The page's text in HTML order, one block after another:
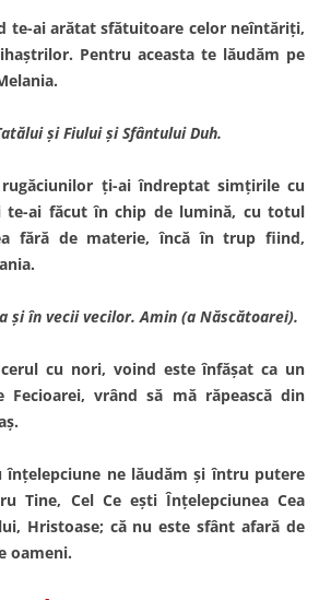
te-ai ară­tat sfătuitoare celor neîntăriţi,
Pentru aceasta te lăudăm pe
şi Fiului şi Sfântului Duh.
rugăciuni­lor ţi-ai îndreptat simţirile cu
te-ai făcut în chip de lumină, cu totul
fără de materie, încă în trup fiind,
şi în vecii vecilor. Amin (a Născătoarei).
cerul cu nori, voind este înfăşat ca un
Fecioarei, vrând să mă răpească din
înţelepciune ne lăudăm şi întru putere
Tine, Cel Ce eşti Înţelepciunea Cea
Hristoase; că nu este sfânt afară de
oameni.